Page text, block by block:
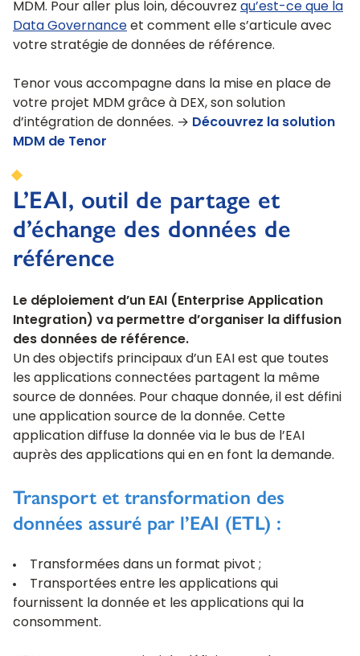
MDM. Pour aller plus loin, découvrez qu’est-ce que la
Data Governance et comment elle s’articule avec
votre stratégie de données de référence.
Tenor vous accompagne dans la mise en place de
votre projet MDM grâce à DEX, son solution
d’intégration de données. → Découvrez la solution
MDM de Tenor
L’EAI, outil de partage et
d’échange des données de
référence
Le déploiement d’un EAI (Enterprise Application
Integration) va permettre d’organiser la diffusion
des données de référence.
Un des objectifs principaux d’un EAI est que toutes
les applications connectées partagent la même
source de données. Pour chaque donnée, il est défini
une application source de la donnée. Cette
application diffuse la donnée via le bus de l’EAI
auprès des applications qui en en font la demande.
Transport et transformation des
données assuré par l’EAI (ETL) :
Transformées dans un format pivot ;
Transportées entre les applications qui
fournissent la donnée et les applications qui la
consomment.